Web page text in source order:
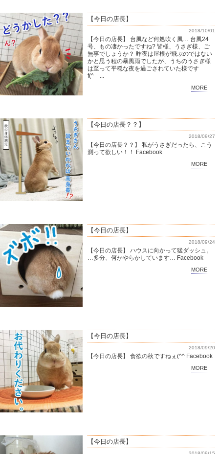
【今日の店長】
2018/10/01
【今日の店長】 台風など何処吹く風… 台風24
号、もの凄かったですね? 皆様、うさぎ様、ご
無事でしょうか？ 昨夜は屋根が飛ぶのではない
かと思う程の暴風雨でしたが、うちのうさぎ様
は至って平穏な夜を過ごされていた様です
f(^ ...
MORE
【今日の店長？？】
2018/09/27
【今日の店長？？】 私がうさぎだったら、こう
測って欲しい！！ Facebook
MORE
【今日の店長】
2018/09/24
【今日の店長】 ハウスに向かって猛ダッシュ。
…多分、何かやらかしています… Facebook
MORE
【今日の店長】
2018/09/20
【今日の店長】 食欲の秋ですねぇ(^^ Facebook
MORE
【今日の店長】